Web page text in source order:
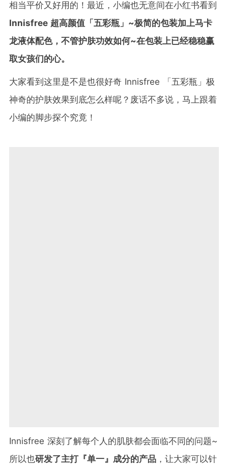
相当平价又好用的！最近，小编也无意间在小红书看到
Innisfree 超高颜值「五彩瓶」~极简的包装加上马卡
龙液体配色，不管护肤功效如何~在包装上已经稳稳赢
取女孩们的心。
大家看到这里是不是也很好奇 Innisfree 「五彩瓶」极
神奇的护肤效果到底怎么样呢？废话不多说，马上跟着
小编的脚步探个究竟！
Innisfree 深刻了解每个人的肌肤都会面临不同的问题~
所以也研发了主打『单一』成分的产品 ，让大家可以针